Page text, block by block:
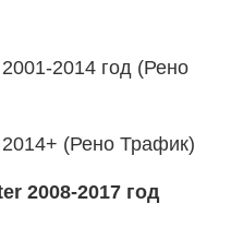
2014 год (Рено
(Рено Трафик)
2008-2017 год